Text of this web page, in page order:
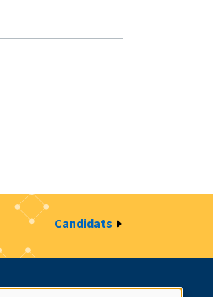
Candidats